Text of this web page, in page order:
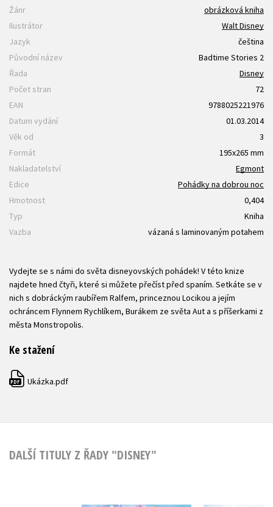
Žánr
obrázková kniha
Ilustrátor
Walt Disney
Jazyk
čeština
Původní název
Badtime Stories 2
Řada
Disney
Počet stran
72
EAN
9788025221976
Datum vydání
01.03.2014
Věk od
3
Formát
195x265 mm
Nakladatelství
Egmont
Edice
Pohádky na dobrou noc
Hmotnost
0,404
Typ
Kniha
Vazba
vázaná s laminovaným potahem
Vydejte se s námi do světa disneyovských pohádek! V této knize
najdete hned čtyři, které si můžete přečíst před spaním. Setkáte se v
nich s dobráckým raubířem Ralfem, princeznou Locikou a jejím
ochráncem Flynnem Rychlíkem, Burákem ze světa Aut a s příšerkami z
města Monstropolis.
Ke stažení
PDF Ukázka.pdf
DALŠÍ TITULY Z ŘADY "DISNEY"